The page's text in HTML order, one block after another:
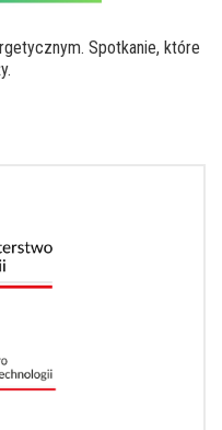
Spotkanie, które